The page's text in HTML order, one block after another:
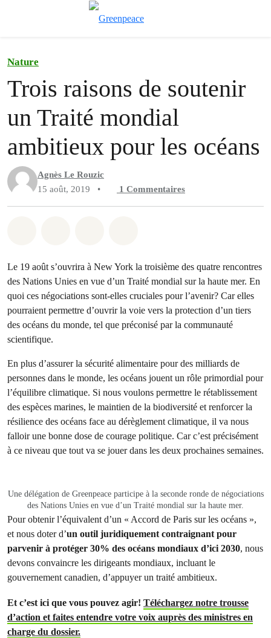
Nature
Trois raisons de soutenir
un Traité mondial
ambitieux pour les océans
Agnès Le Rouzic
15 août, 2019
• 1 Commentaires
Le 19 août s’ouvrira à New York la troisième des quatre rencontres
des Nations Unies en vue d’un Traité mondial sur la haute mer. En
quoi ces négociations sont-elles cruciales pour l’avenir? Car elles
pourraient permettre d’ouvrir la voie vers la protection d’un tiers
des océans du monde, tel que préconisé par la communauté
scientifique.
En plus d’assurer la sécurité alimentaire pour des milliards de
personnes dans le monde, les océans jouent un rôle primordial pour
l’équilibre climatique. Si nous voulons permettre le rétablissement
des espèces marines, le maintien de la biodiversité et renforcer la
résilience des océans face au dérèglement climatique, il va nous
falloir une bonne dose de courage politique. Car c’est précisément
à ce niveau que tout va se jouer dans les deux prochaines semaines.
Une délégation de Greenpeace participe à la seconde ronde de négociations
des Nations Unies en vue d’un Traité mondial sur la haute mer.
Pour obtenir l’équivalent d’un « Accord de Paris sur les océans »,
et nous doter d’un outil juridiquement contraignant pour
parvenir à protéger 30% des océans mondiaux d’ici 2030, nous
devons convaincre les dirigeants mondiaux, incluant le
gouvernement canadien, d’appuyer un traité ambitieux.
Et c’est ici que vous pouvez agir! Téléchargez notre trousse
d’action et faites entendre votre voix auprès des ministres en
charge du dossier.